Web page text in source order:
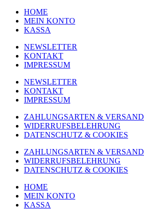
HOME
MEIN KONTO
KASSA
NEWSLETTER
KONTAKT
IMPRESSUM
NEWSLETTER
KONTAKT
IMPRESSUM
ZAHLUNGSARTEN & VERSAND
WIDERRUFSBELEHRUNG
DATENSCHUTZ & COOKIES
ZAHLUNGSARTEN & VERSAND
WIDERRUFSBELEHRUNG
DATENSCHUTZ & COOKIES
HOME
MEIN KONTO
KASSA